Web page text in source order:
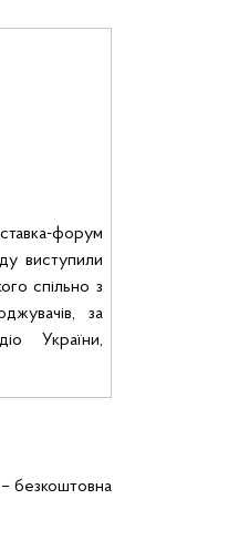
форум
виступили
спільно з
, за
України,
– безкоштовна